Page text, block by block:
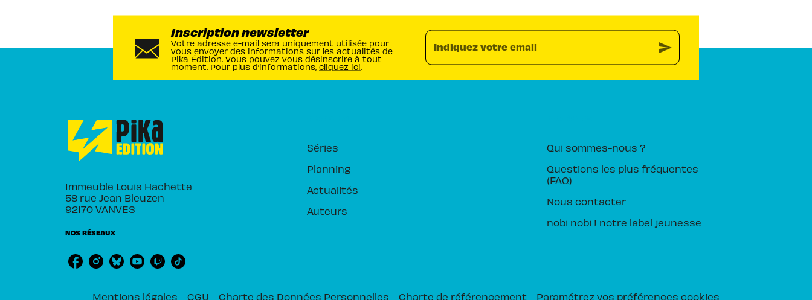
Inscription newsletter
Votre adresse e-mail sera uniquement utilisée pour
vous envoyer des informations sur les actualités de
Pika Édition. Vous pouvez vous désinscrire à tout
moment. Pour plus d’informations, cliquez ici
Indiquez votre email send
Immeuble Louis Hachette
58 rue Jean Bleuzen
92170 VANVES
NOS RÉSEAUX
Séries
Planning
Actualités
Auteurs
Qui sommes-nous ?
Questions les plus fréquentes
(FAQ)
Nous contacter
nobi nobi ! notre label jeunesse
Mentions légales CGU Charte des Données Personnelles Charte de référencement Paramétrez vos préférences cookies